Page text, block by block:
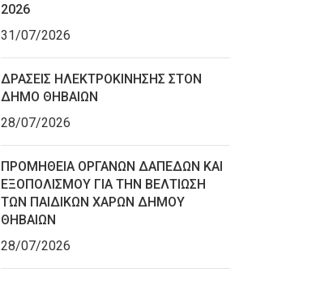
2026
31/07/2026
ΔΡΑΣΕΙΣ ΗΛΕΚΤΡΟΚΙΝΗΣΗΣ ΣΤΟΝ
ΔΗΜΟ ΘΗΒΑΙΩΝ
28/07/2026
ΠΡΟΜΗΘΕΙΑ ΟΡΓΑΝΩΝ ΔΑΠΕΔΩΝ ΚΑΙ
ΕΞΟΠΟΛΙΣΜΟΥ ΓΙΑ ΤΗΝ ΒΕΛΤΙΩΣΗ
ΤΩΝ ΠΑΙΔΙΚΩΝ ΧΑΡΩΝ ΔΗΜΟΥ
ΘΗΒΑΙΩΝ
28/07/2026